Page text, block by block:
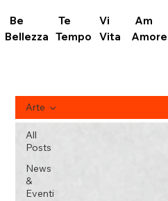
Bellezza
Be
Te
Tempo
Vi
Vita
Am
Amore
All
Posts
News
&
Eventi
Arte